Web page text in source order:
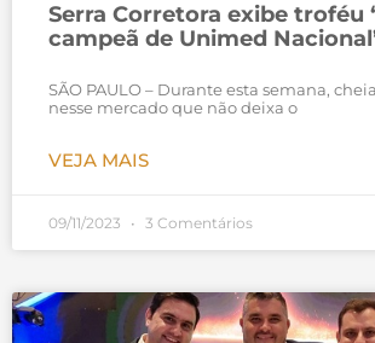
Serra Corretora exibe troféu
campeã de Unimed
SÃO PAULO – Durante esta semana,
nesse mercado que não deixa o
VEJA MAIS
09/11/2023 3 Comentários